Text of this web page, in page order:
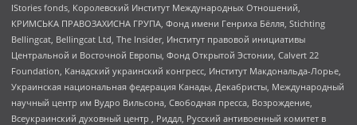
IStories fonds, Королевский Институт Международных Отношений,
КРИМСЬКА ПРАВОЗАХИСНА ГРУПА, Фонд имени Генриха Бёлля, Stichting
Bellingcat, Bellingcat Ltd, The Insider, Институт правовой инициативы
Центральной и Восточной Европы, Фонд Открытой Эстонии, Calvert 22
Foundation, Канадский украинский конгресс, Институт Макдональда-Лорье,
Украинская национальная федерация Канады, Декабристы, Международный
научный центр им Вудро Вильсона, Свободная пресса, Возрождение,
Всеукраинский духовный центр , Риддл, Русский антивоенный комитет в